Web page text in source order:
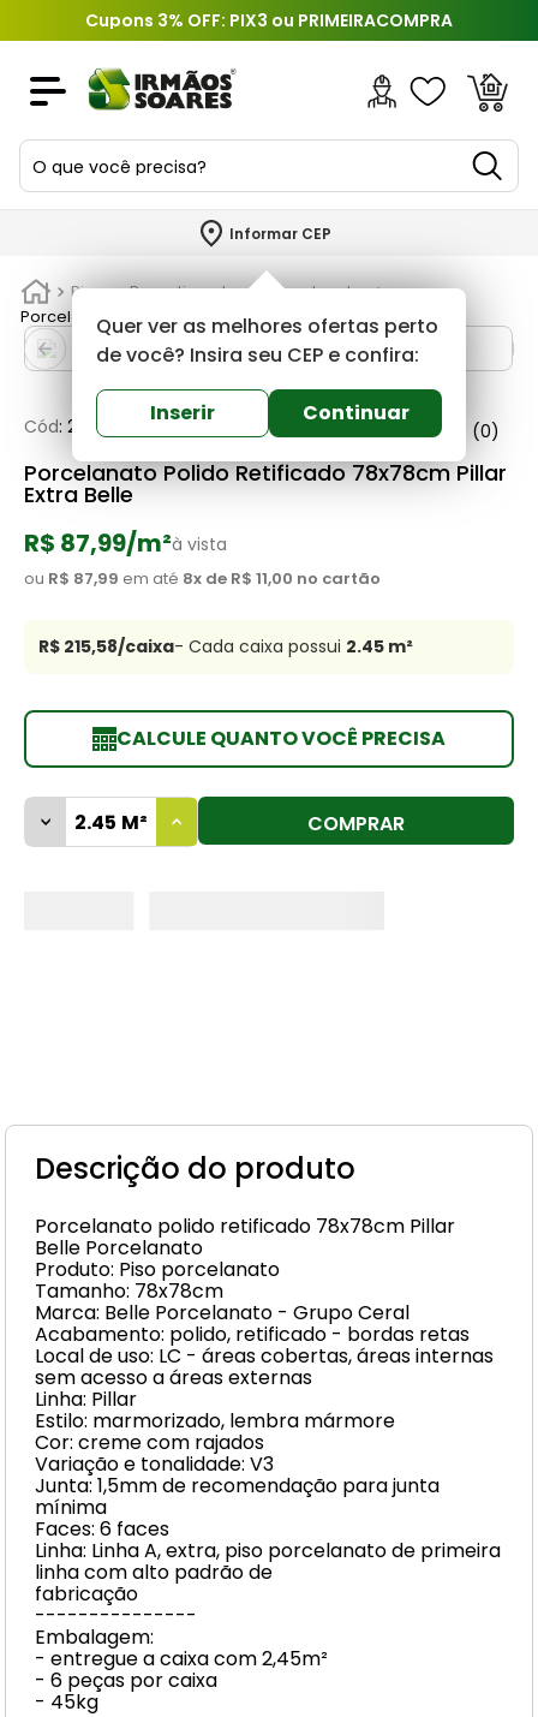
Cupons 3% OFF: PIX3 ou PRIMEIRACOMPRA
O que você precisa?
Informar CEP
Quer ver as melhores ofertas perto
de você? Insira seu CEP e confira:
Inserir Continuar
Pisos e Revestimentos
Porcelanatos
Porcelanato Polido Retificado 78x78cm Pillar Extra Belle
Cód:285870 Belle porcelanato (0)
Porcelanato Polido Retificado 78x78cm Pillar
Extra Belle
R$ 87,99/m²à vista
ou R$ 87,99 em até 8x de R$ 11,00 no cartão
R$ 215,58/caixa- Cada caixa possui 2.45 m²
CALCULE QUANTO VOCÊ PRECISA
COMPRAR
Descrição do produto
Porcelanato polido retificado 78x78cm Pillar
Belle Porcelanato
Produto: Piso porcelanato
Tamanho: 78x78cm
Marca: Belle Porcelanato - Grupo Ceral
Acabamento: polido, retificado - bordas retas
Local de uso: LC - áreas cobertas, áreas internas
sem acesso a áreas externas
Linha: Pillar
Estilo: marmorizado, lembra mármore
Cor: creme com rajados
Variação e tonalidade: V3
Junta: 1,5mm de recomendação para junta
mínima
Faces: 6 faces
Linha: Linha A, extra, piso porcelanato de primeira
linha com alto padrão de
fabricação
---------------
Embalagem:
- entregue a caixa com 2,45m²
- 6 peças por caixa
- 45kg
TERMOS MAIS BUSCADOS
2º
3º
porta
revestimento
5º
argamassa
6º
telha
cimento
10 º janela